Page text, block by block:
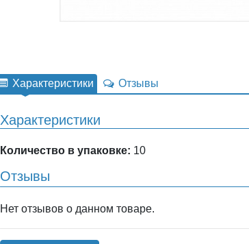
Характеристики Отзывы
Характеристики
Количество в упаковке: 10
Отзывы
Нет отзывов о данном товаре.